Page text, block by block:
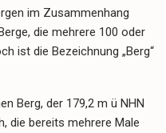
im Zusammenhang
die mehrere 100 oder
ist die Bezeichnung „Berg“
Berg, der 179,2 m ü NHN
die bereits mehrere Male